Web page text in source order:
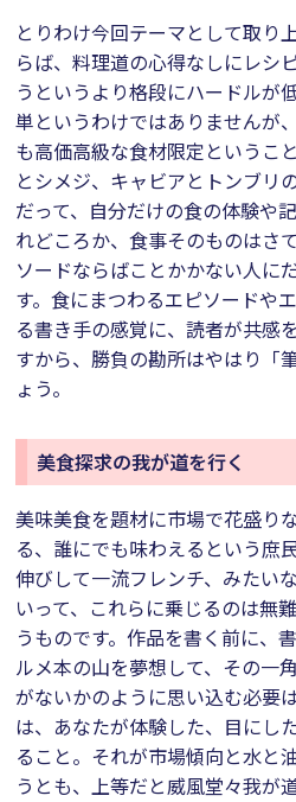
とりわけ今回テーマとして取り
らば、料理道の心得なしにレシ
うというより格段にハードルが
単というわけではありませんが
も高価高級な食材限定というこ
とシメジ、キャビアとトンブリ
だって、自分だけの食の体験や
れどころか、食事そのものはさ
ソードならばことかかない人に
す。食にまつわるエピソードや
る書き手の感覚に、読者が共感
すから、勝負の勘所はやはり「
ょう。
美食探求の我が道を行く
美味美食を題材に市場で花盛り
る、誰にでも味わえるという庶
伸びして一流フレンチ、みたい
いって、これらに乗じるのは無
うものです。作品を書く前に、
ルメ本の山を夢想して、その一
がないかのように思い込む必要
は、あなたが体験した、目にし
ること。それが市場傾向と水と
うとも、上等だと威風堂々我が